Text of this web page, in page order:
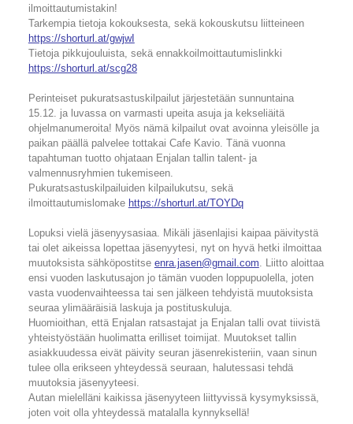
ilmoittautumistakin!
Tarkempia tietoja kokouksesta, sekä kokouskutsu liitteineen
https://shorturl.at/gwjwI
Tietoja pikkujouluista, sekä ennakkoilmoittautumislinkki
https://shorturl.at/scg28
Perinteiset pukuratsastuskilpailut järjestetään sunnuntaina
15.12. ja luvassa on varmasti upeita asuja ja kekseliäitä
ohjelmanumeroita! Myös nämä kilpailut ovat avoinna yleisölle ja
paikan päällä palvelee tottakai Cafe Kavio. Tänä vuonna
tapahtuman tuotto ohjataan Enjalan tallin talent- ja
valmennusryhmien tukemiseen.
Pukuratsastuskilpailuiden kilpailukutsu, sekä
ilmoittautumislomake https://shorturl.at/TOYDq
Lopuksi vielä jäsenyysasiaa. Mikäli jäsenlajisi kaipaa päivitystä
tai olet aikeissa lopettaa jäsenyytesi, nyt on hyvä hetki ilmoittaa
muutoksista sähköpostitse enra.jasen@gmail.com . Liitto aloittaa
ensi vuoden laskutusajon jo tämän vuoden loppupuolella, joten
vasta vuodenvaihteessa tai sen jälkeen tehdyistä muutoksista
seuraa ylimääräisiä laskuja ja postituskuluja.
Huomioithan, että Enjalan ratsastajat ja Enjalan talli ovat tiivistä
yhteistyöstään huolimatta erilliset toimijat. Muutokset tallin
asiakkuudessa eivät päivity seuran jäsenrekisteriin, vaan sinun
tulee olla erikseen yhteydessä seuraan, halutessasi tehdä
muutoksia jäsenyyteesi.
Autan mielelläni kaikissa jäsenyyteen liittyvissä kysymyksissä,
joten voit olla yhteydessä matalalla kynnyksellä!